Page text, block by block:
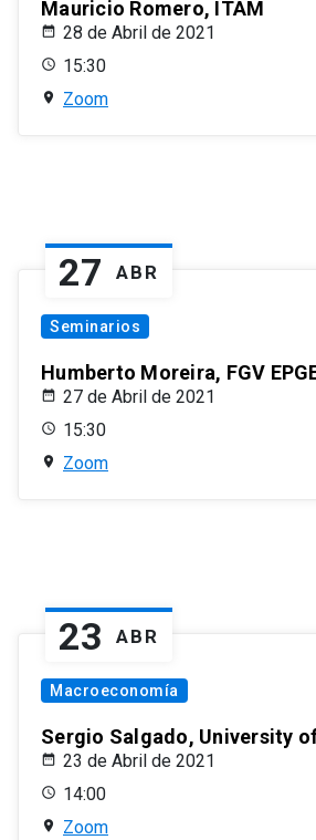
Mauricio Romero, ITAM
28 de Abril de 2021
15:30
Zoom
27 ABR
Seminarios
Humberto Moreira, FGV
27 de Abril de 2021
15:30
Zoom
23 ABR
Macroeconomía
Sergio Salgado, University
23 de Abril de 2021
14:00
Zoom